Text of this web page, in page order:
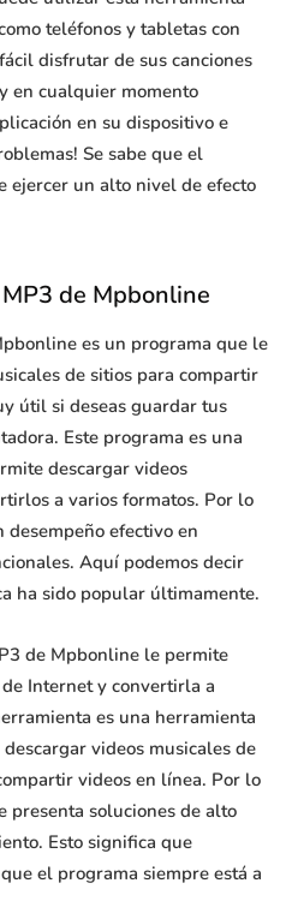
teléfonos y tabletas con
disfrutar de sus canciones
en cualquier momento
en su dispositivo e
Se sabe que el
ejercer un alto nivel de efecto
de Mpbonline
es un programa que le
de sitios para compartir
útil si deseas guardar tus
Este programa es una
descargar videos
a varios formatos. Por lo
efectivo en
Aquí podemos decir
ha sido popular últimamente.
de Mpbonline le permite
Internet y convertirla a
es una herramienta
videos musicales de
videos en línea. Por lo
presenta soluciones de alto
Esto significa que
el programa siempre está a